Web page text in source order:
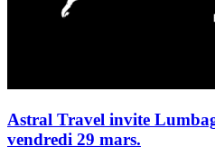
Astral Travel invite
vendredi 29 mars.